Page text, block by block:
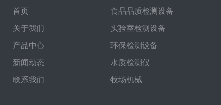
首页
关于我们
产品中心
新闻动态
联系我们
食品品质检测设备
实验室检测设备
环保检测设备
水质检测仪
牧场机械